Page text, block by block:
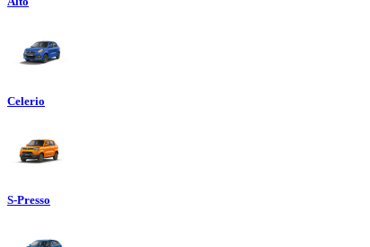
Celerio
S-Presso